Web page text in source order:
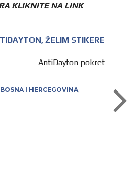
KLIKNITE NA LINK
ŽELIM STIKERE
AntiDayton pokret
BOSNA I HERCEGOVINA,